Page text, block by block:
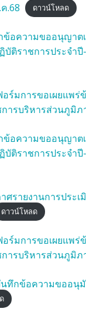
.68 ดาวน์โหลด
อความขออนุญาต
บัติราชการประจำปี
ร์มการขอเผยแพร่
ารบริหารส่วนภูมิภ
อความขออนุญาต
บัติราชการประจำปี
ศรายงานการประ
ดาวน์โหลด
ร์มการขอเผยแพร่
ารบริหารส่วนภูมิภ
ทึกข้อความขออนุ